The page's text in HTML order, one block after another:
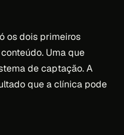
os dois primeiros
Uma que
de captação. A
que a clínica pode